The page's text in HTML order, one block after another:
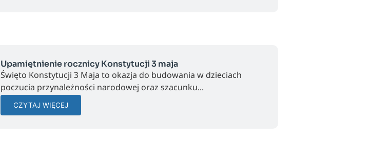
Upamiętnienie rocznicy Konstytucji 3 maja
Święto Konstytucji 3 Maja to okazja do budowania w dzieciach
poczucia przynależności narodowej oraz szacunku...
CZYTAJ WIĘCEJ